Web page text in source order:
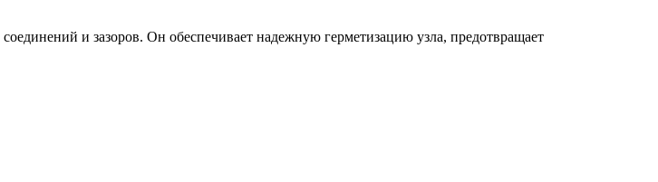
и зазоров. Он обеспечивает надежную герметизацию узла, предотвращает